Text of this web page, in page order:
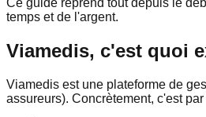
temps et de l'argent.
Viamedis, c'est quoi
Viamedis est une plateforme de
assureurs). Concrètement, c'est